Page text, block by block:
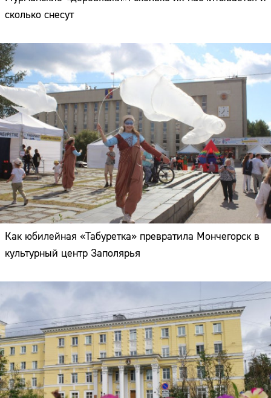
сколько снесут
Как юбилейная «Табуретка» превратила Мончегорск в
культурный центр Заполярья